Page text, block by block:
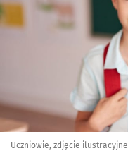
Uczniowie, zdjęcie ilustracyjne